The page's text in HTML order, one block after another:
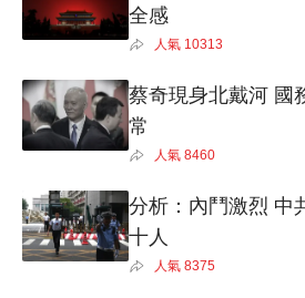
全感
人氣 10313
蔡奇現身北戴河 國
常
人氣 8460
分析：內鬥激烈 中
十人
人氣 8375